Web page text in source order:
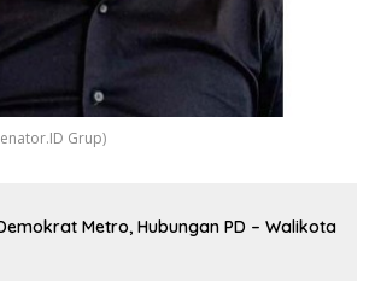
Grup)
Metro, Hubungan PD – Walikota